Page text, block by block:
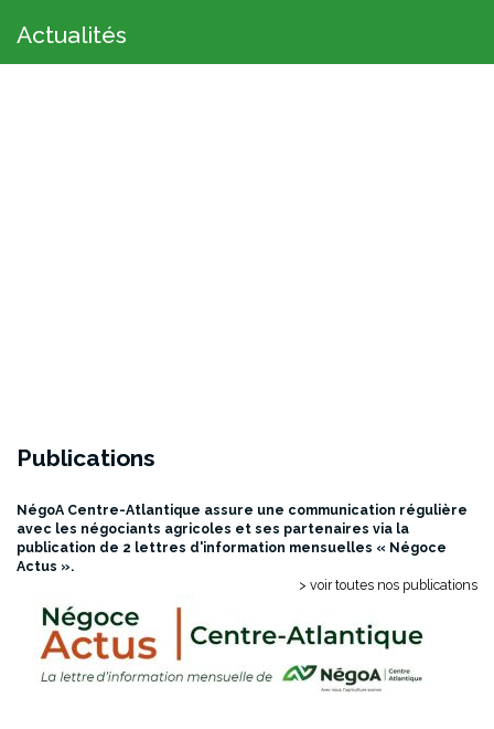
Actualités
Publications
NégoA Centre-Atlantique assure une communication régulière
avec les négociants agricoles et ses partenaires via la
publication de 2 lettres d'information mensuelles « Négoce
Actus ».
> voir toutes nos publications